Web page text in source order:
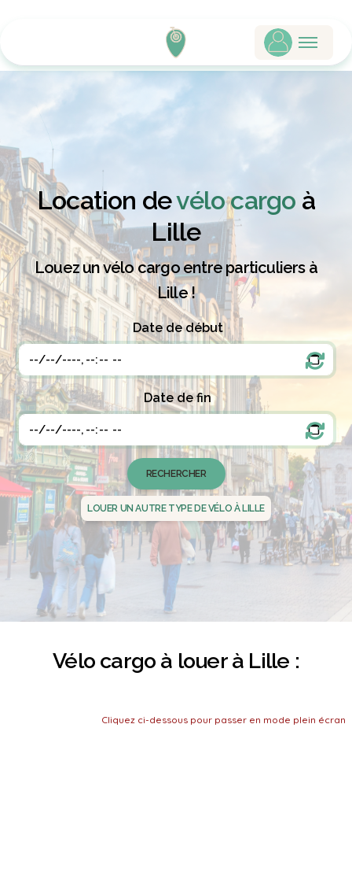
Location devélo cargo à
Lille
Louez un vélo cargo entre particuliers à
Lille !
Date de début
Date de fin
LOUER UN AUTRE TYPE DE VÉLO À LILLE
Vélo cargo à louer à Lille :
Cliquez ci-dessous pour passer en mode plein écran